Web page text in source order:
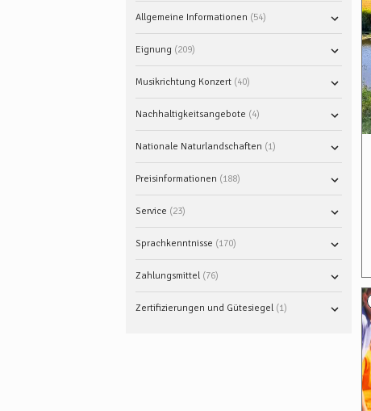
Allgemeine Informationen 54
Eignung 209
Musikrichtung Konzert 40
Nachhaltigkeitsangebote 4
Nationale Naturlandschaften 1
Preisinformationen 188
Service 23
Sprachkenntnisse 170
Zahlungsmittel 76
Zertifizierungen und Gütesiegel 1